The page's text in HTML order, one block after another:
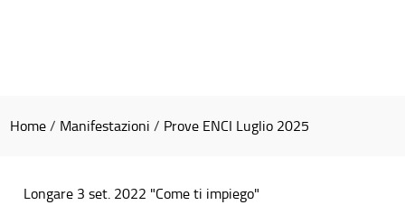
Home / Manifestazioni / Prove ENCI Luglio 2025
Longare 3 set. 2022 "Come ti impiego"